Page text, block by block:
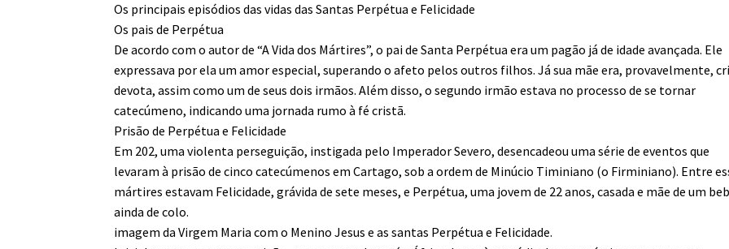
Os principais episódios das vidas das Santas Perpétua e Felicidade
Os pais de Perpétua
De acordo com o autor de “A Vida dos Mártires”, o pai de Santa Perpétua era um pagão já de idade avançada. Ele
expressava por ela um amor especial, superando o afeto pelos outros filhos. Já sua mãe era, provavelmente,
devota, assim como um de seus dois irmãos. Além disso, o segundo irmão estava no processo de se tornar
catecúmeno, indicando uma jornada rumo à fé cristã.
Prisão de Perpétua e Felicidade
Em 202, uma violenta perseguição, instigada pelo Imperador Severo, desencadeou uma série de eventos que
levaram à prisão de cinco catecúmenos em Cartago, sob a ordem de Minúcio Timiniano (o Firminiano). Entre
mártires estavam Felicidade, grávida de sete meses, e Perpétua, uma jovem de 22 anos, casada e mãe de um
ainda de colo.
imagem da Virgem Maria com o Menino Jesus e as santas Perpétua e Felicidade.